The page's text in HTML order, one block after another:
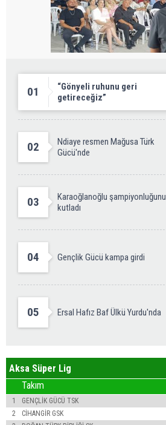
01
“Gönyeli ruhunu geri
getireceğiz”
02
Ndiaye resmen Mağusa Türk
Gücü'nde
03
Karaoğlanoğlu şampiyonluğunu
kutladı
04 Gençlik Gücü kampa girdi
05 Ersal Hafız Baf Ülkü Yurdu'nda
Aksa Süper Lig
Takım
1 GENÇLİK GÜCÜ TSK
2
CİHANGİR GSK